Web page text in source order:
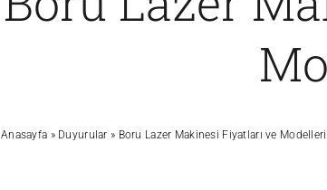
Anasayfa » Duyurular » Boru Lazer Makinesi Fiyatları ve Modelleri